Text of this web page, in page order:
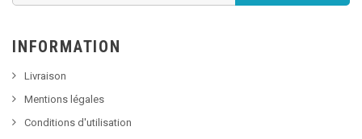
INFORMATION
Livraison
Mentions légales
Conditions d'utilisation